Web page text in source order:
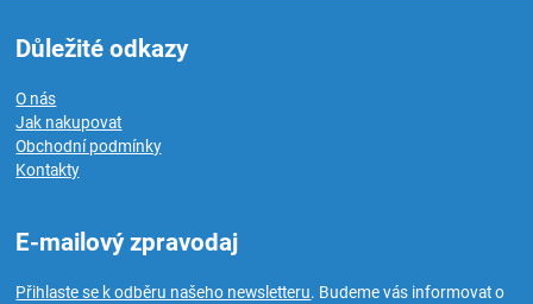
Důležité odkazy
O nás
Jak nakupovat
Obchodní podmínky
Kontakty
E-mailový zpravodaj
Přihlaste se k odběru našeho newsletteru. Budeme vás informovat o